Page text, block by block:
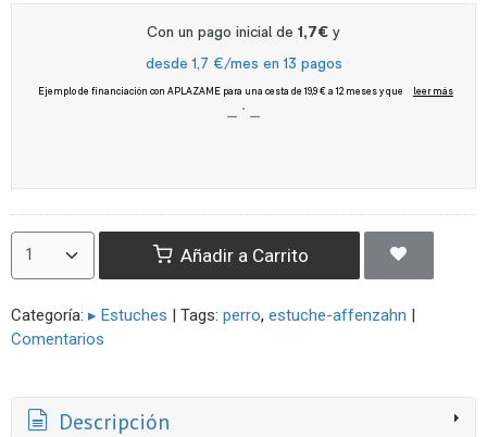
Añadir a Carrito
Categoría: ▸ Estuches | Tags: perro estuche-affenzahn |
Comentarios
Descripción